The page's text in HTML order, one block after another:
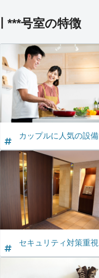
***号室の特徴
カップルに人気の設備
セキュリティ対策重視